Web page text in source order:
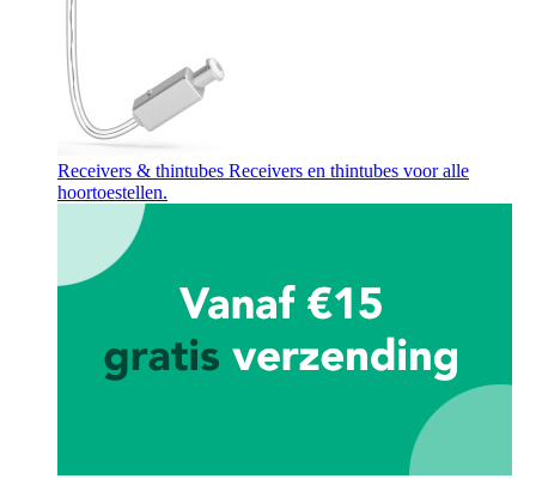
Receivers & thintubes Receivers en thintubes voor alle
hoortoestellen.